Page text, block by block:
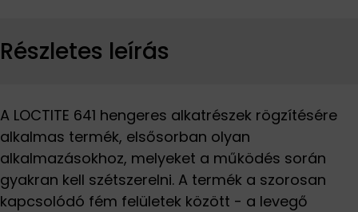
Részletes leírás
A LOCTITE 641 hengeres alkatrészek rögzítésére
alkalmas termék, elsősorban olyan
alkalmazásokhoz, melyeket a működés során
gyakran kell szétszerelni. A termék a szorosan
kapcsolódó fém felületek között - a levegő